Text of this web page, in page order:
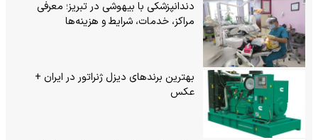
دندانپزشکی با بیهوشی در تبریز؛ معرفی
مراکز، خدمات، شرایط و هزینه‌ها
بهترین برندهای دیزل ژنراتور در ایران +
عکس